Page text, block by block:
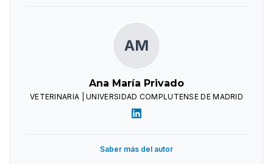
AM
Ana María Privado
VETERINARIA | UNIVERSIDAD COMPLUTENSE DE MADRID
Saber más del autor